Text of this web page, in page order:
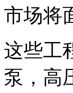
市场将
这些工
泵，高